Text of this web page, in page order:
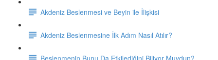
Akdeniz Beslenmesi ve Beyin ile İlişkisi
Akdeniz Beslenmesine İlk Adım Nasıl Atılır?
Beslenmenin Bunu Da Etkilediğini Biliyor Muydun?